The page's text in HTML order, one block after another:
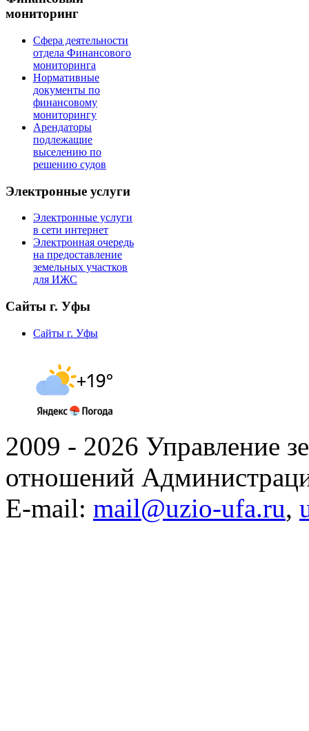
мониторинг
Сфера деятельности
отдела Финансового
мониторинга
Нормативные
документы по
финансовому
мониторингу
Арендаторы
подлежащие
выселению по
решению судов
Электронные услуги
Электронные услуги
в сети интернет
Электронная очередь
на предоставление
земельных участков
для ИЖС
Сайты г. Уфы
Сайты г. Уфы
2009 - 2026 Управление
отношений
E-mail: mail@uzio-ufa.ru,